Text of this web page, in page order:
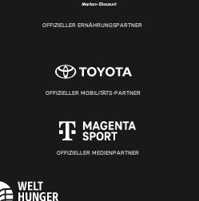
OFFIZIELLER ERNÄHRUNGSPARTNER
OFFIZIELLER MOBILITÄTS-PARTNER
OFFIZIELLER MEDIENPARTNER